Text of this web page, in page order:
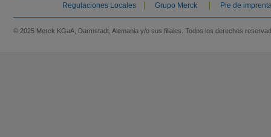
Regulaciones Locales Grupo Merck Pie de
© 2025 Merck KGaA, Darmstadt, Alemania y/o sus filiales. Todos los derechos